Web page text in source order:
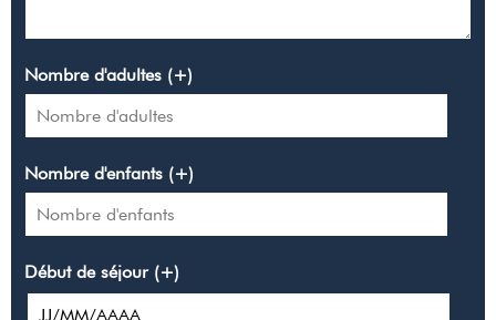
Nombre d'adultes (+)
Nombre d'enfants (+)
Début de séjour (+)